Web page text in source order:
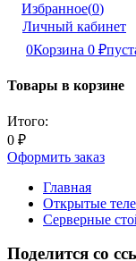
Избранное(0)
Личный кабинет
0Корзина 0 ₽
Товары в корзине
Итого:
0 ₽
Оформить заказ
Главная
Открытые
Серверные
Поделится со